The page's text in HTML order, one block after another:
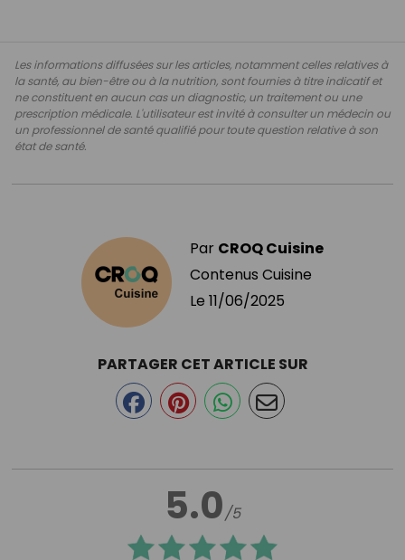
Les informations diffusées sur les articles, notamment celles relatives à
la santé, au bien-être ou à la nutrition, sont fournies à titre indicatif et
ne constituent en aucun cas un diagnostic, un traitement ou une
prescription médicale. L'utilisateur est invité à consulter un médecin ou
un professionnel de santé qualifié pour toute question relative à son
état de santé.
Par CROQ Cuisine
Contenus Cuisine
Le 11/06/2025
5.0/5
PARTAGER CET ARTICLE SUR